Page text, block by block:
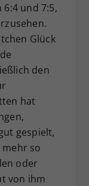
und 7:5,
Glück
den
hat
gespielt,
so
oder
von ihm